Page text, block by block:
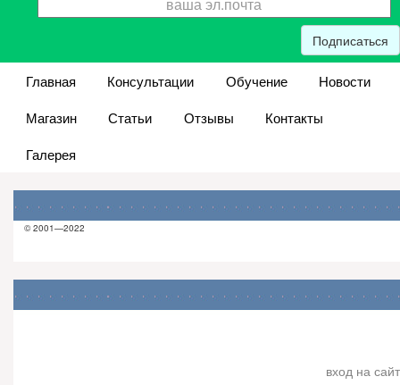
Подписаться
Главная Консультации Обучение
Новости
Магазин
Статьи Отзывы
Контакты
Галерея
© 2001—2022
вход на сайт